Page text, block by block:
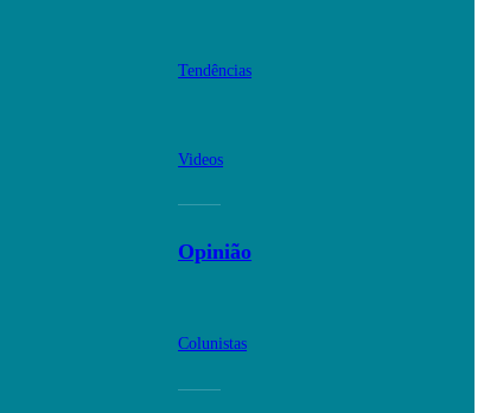
Tendências
Videos
Opinião
Colunistas